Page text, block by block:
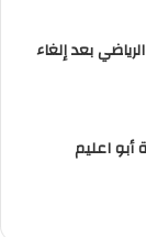
الرياضي بعد إلغاء
أبو اعليم